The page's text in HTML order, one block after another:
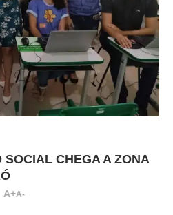
SOCIAL CHEGA A ZONA
A+A-